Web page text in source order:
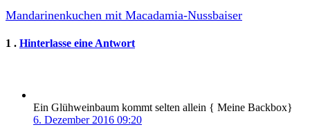
Mandarinenkuchen mit Macadamia-Nussbaiser
1 Kommentar
. Hinterlasse eine Antwort
Ein Glühweinbaum kommt selten allein { Meine Backbox}
6. Dezember 2016 09:20